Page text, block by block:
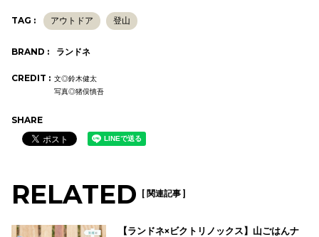
TAG : アウトドア 登山
BRAND : ランドネ
CREDIT : 文◎鈴木健太
写真◎猪俣慎吾
SHARE
RELATED [ 関連記事 ]
【ランドネ×ビクトリノックス】山ごはんナ